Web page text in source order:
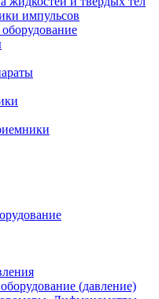
импульсов
(давление)